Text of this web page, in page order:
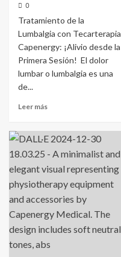
0
Tratamiento de la
Lumbalgia con Tecarterapia
Capenergy: ¡Alivio desde la
Primera Sesión! El dolor
lumbar o lumbalgia es una
de...
Leer más